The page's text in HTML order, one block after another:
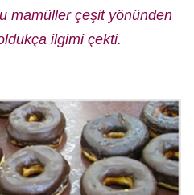
mamüller çeşit yönünden
ilgimi çekti.